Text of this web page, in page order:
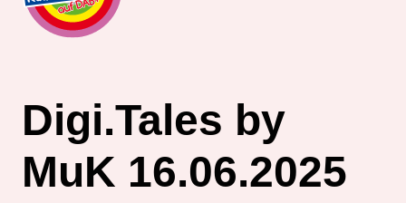
Digi.Tales by
MuK 16.06.2025